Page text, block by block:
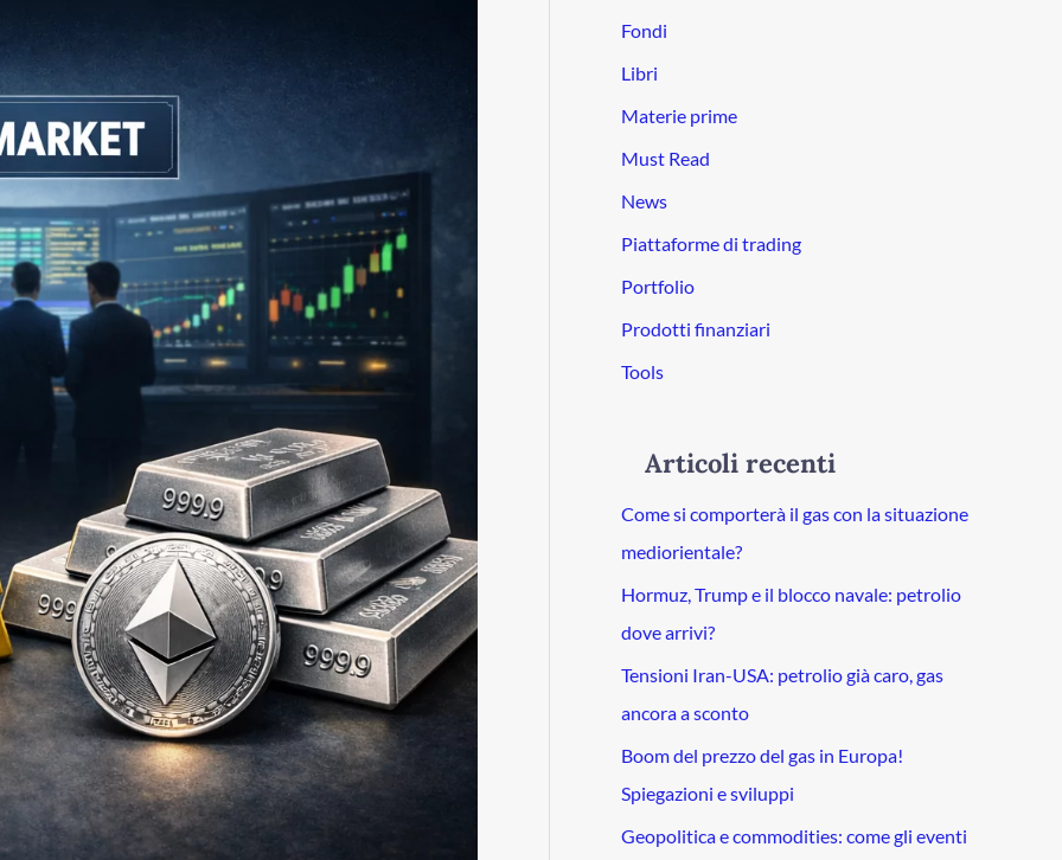
Fondi
Libri
Materie prime
Must Read
News
Piattaforme di trading
Portfolio
Prodotti finanziari
Tools
Articoli recenti
Come si comporterà il gas con la situazione
mediorientale?
Hormuz, Trump e il blocco navale: petrolio
dove arrivi?
Tensioni Iran-USA: petrolio già caro, gas
ancora a sconto
Boom del prezzo del gas in Europa!
Spiegazioni e sviluppi
Geopolitica e commodities: come gli eventi